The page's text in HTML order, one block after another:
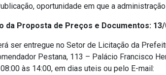
oportunidade em que a
da Proposta de Preços e Documentos: 13/
ser entregue no Setor de Licitação da
Pestana, 113 – Palácio Francisco
às 14:00, em dias uteis ou pelo E-mail: